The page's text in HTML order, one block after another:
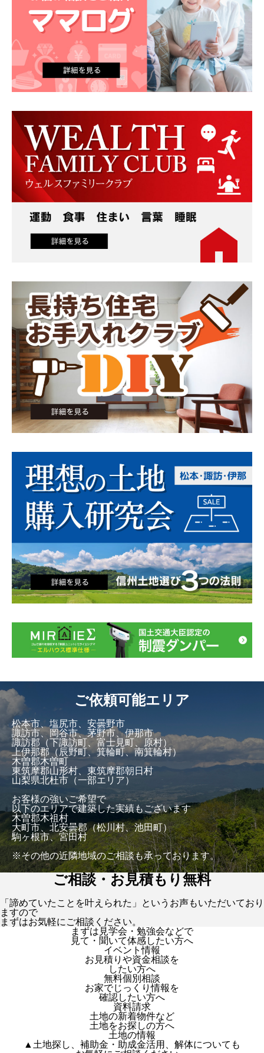
ご依頼可能エリア
松本市、塩尻市、安曇野市
諏訪市、岡谷市、茅野市、伊那市
諏訪郡（下諏訪町、富士見町、原村）
上伊那郡（辰野町、箕輪町、南箕輪村）
木曽郡木曽町
東筑摩郡山形村、東筑摩郡朝日村
山梨県北杜市（一部エリア）
お客様の強いご希望で
以下のエリアで建築した実績もございます
木曽郡木祖村
大町市、北安曇郡（松川村、池田町）
駒ヶ根市、宮田村
※その他の近隣地域のご相談も承っております。
ご相談・お見積もり無料
「諦めていたことを叶えられた」というお声もいただいており
ますので
まずはお気軽にご相談ください。
まずは見学会・勉強会などで
見て・聞いて体感したい方へ
イベント情報
お見積りや資金相談を
したい方へ
無料個別相談
お家でじっくり情報を
確認したい方へ
資料請求
土地の新着物件など
土地をお探しの方へ
土地の情報
▲土地探し、補助金・助成金活用、解体についても